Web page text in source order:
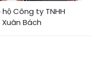
Công ty TNHH
Bách